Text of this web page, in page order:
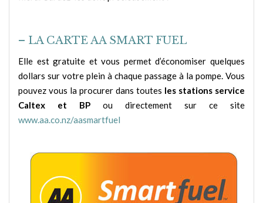
– LA CARTE AA SMART FUEL
Elle est gratuite et vous permet d’économiser quelques
dollars sur votre plein à chaque passage à la pompe. Vous
pouvez vous la procurer dans toutes les stations service
Caltex et BP ou directement sur ce site
www.aa.co.nz/aasmartfuel